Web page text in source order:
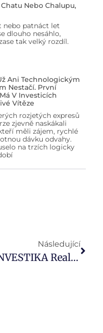
Nebo Chalupu,
nebo patnáct let
dlouho nesáhlo,
tak velký rozdíl.
Ani Technologickým
Nestačí. První
V Investicích
Vítěze
rozjetých expresů
zjevně naskákali
měli zájem, rychlé
dávku odvahy.
na trzích logicky
Následující
INVESTIKA Realitní Fond Slaví 10 Let Na Trhu